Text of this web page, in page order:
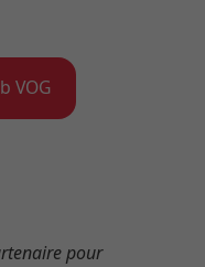
VOG
pour